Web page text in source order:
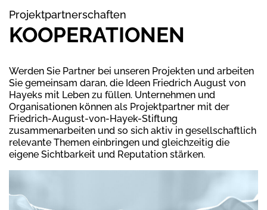
KOOPERATIONEN
Projektpartnerschaften
Werden Sie Partner bei unseren Projekten und arbeiten
Sie gemeinsam daran, die Ideen Friedrich August von
Hayeks mit Leben zu füllen. Unternehmen und
Organisationen können als Projektpartner mit der
Friedrich-August-von-Hayek-Stiftung
zusammenarbeiten und so sich aktiv in gesellschaftlich
relevante Themen einbringen und gleichzeitig die
eigene Sichtbarkeit und Reputation stärken.